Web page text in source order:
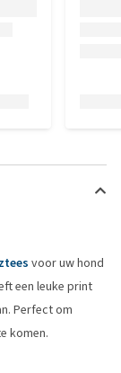
voor uw hond
een leuke print
Perfect om
komen.